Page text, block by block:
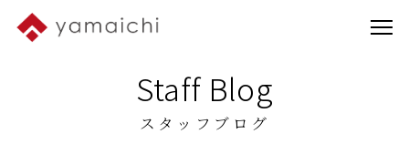
Staff Blog
スタッフブログ